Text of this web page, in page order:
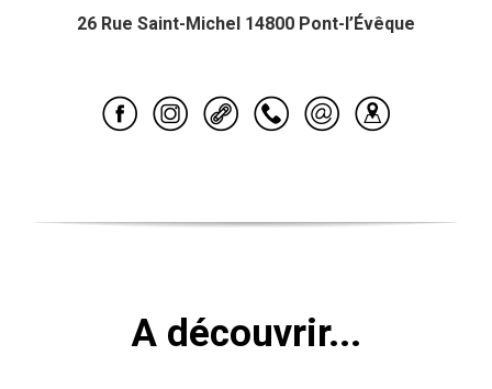
26 Rue Saint-Michel 14800 Pont-l’Évêque
A découvrir...